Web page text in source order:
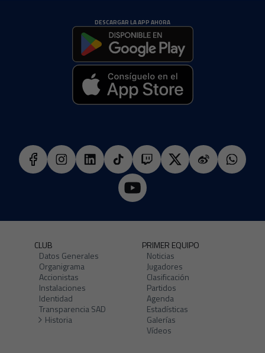
DESCARGAR LA APP AHORA
CLUB
Datos Generales
Organigrama
Accionistas
Instalaciones
Identidad
Transparencia SAD
Historia
PRIMER EQUIPO
Noticias
Jugadores
Clasificación
Partidos
Agenda
Estadísticas
Galerías
Vídeos